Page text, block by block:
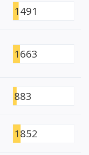
1491
1663
883
1852